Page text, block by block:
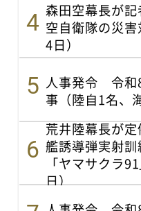
森田空幕長が
空自衛隊の災
4日）
人事発令 令和
事（陸自1名、
荒井陸幕長が
艦誘導弾実射
「ヤマサクラ
日）